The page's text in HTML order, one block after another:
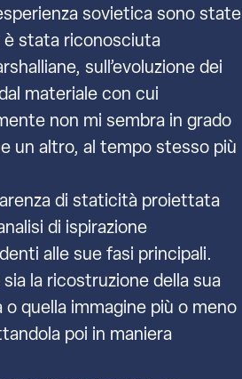
sovietica sono state
è stata riconosciuta
sull’evoluzione dei
materiale con cui
non mi sembra in grado
un altro, al tempo stesso più
di staticità proiettata
di ispirazione
alle sue fasi principali.
la ricostruzione della sua
quella immagine più o meno
poi in maniera